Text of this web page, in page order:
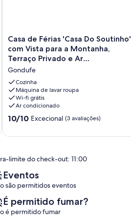
Casa
de
Férias
'Casa
Do
Soutinho'
com
Vista
para
a
Terraço
Ar
Gondufe
Casa de Férias 'Casa Do Soutinho'
com Vista para a Montanha,
Terraço Privado e Ar
Condicionado
Gondufe
Cozinha
Máquina de lavar roupa
Wi-fi grátis
Ar condicionado
Pontuação
10.0
máximo
de
10,
Excecional,
(3
avaliações)
10/10 Excecional (3 avaliações)
limite do check-out: 11:00
Eventos
são permitidos eventos
É permitido fumar?
é permitido fumar